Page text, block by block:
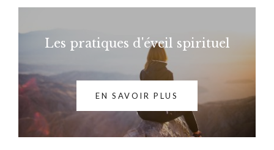
Les pratiques d'éveil spirituel
EN SAVOIR PLUS